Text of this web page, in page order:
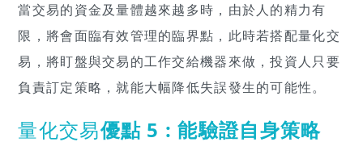
當交易的資金及量體越來越多時，由於人的精力有
限，將會面臨有效管理的臨界點，此時若搭配量化交
易，將盯盤與交易的工作交給機器來做，投資人只要
負責訂定策略，就能大幅降低失誤發生的可能性。
量化交易優點 5 : 能驗證自身策略